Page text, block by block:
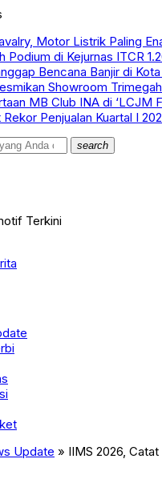
Motor Listrik Paling
Podium di Kejurnas ITCR
Bencana Banjir di
Showroom
MB Club INA di ‘LCJM
Rekor Penjualan Kuartal I
search
Terkini
Update » IIMS 2026,